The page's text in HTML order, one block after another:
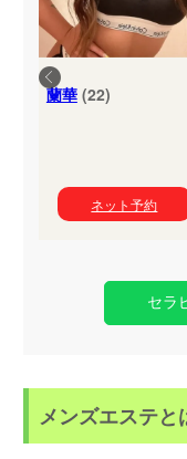
蘭華(22)
ネット予約
セラ
メンズエステと